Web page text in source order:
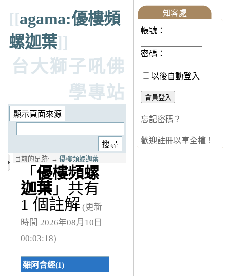
[[agama:優樓頻
螺迦葉]]
台大獅子吼佛
學專站
目前的足跡: → 優樓頻螺迦葉
「 優樓頻螺
迦葉 」共有
1 個註解 (更新
時間 2026年08月10日
00:03:18)
雜阿含經(1)
知客處
帳號：
密碼：
以後自動登入
忘記密碼？
歡迎註冊以享全權！